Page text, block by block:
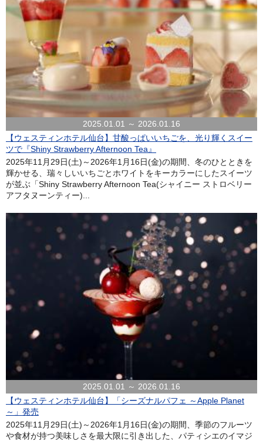
2025.01.01 ～ 2026.01.16
【ウェスティンホテル仙台】甘酸っぱいいちごを、光り輝くスイー
ツで『Shiny Strawberry Afternoon Tea』
2025年11月29日(土)～2026年1月16日(金)の期間、冬のひとときを
輝かせる、瑞々しいいちごとホワイトをキーカラーにしたスイーツ
が並ぶ「Shiny Strawberry Afternoon Tea(シャイニー ストロベリー
アフタヌーンティー)...
2025.01.01 ～ 2026.01.16
【ウェスティンホテル仙台】「シーズナルパフェ ～Apple Planet
～」発売
2025年11月29日(土)～2026年1月16日(金)の期間、季節のフルーツ
や食材が持つ美味しさを最大限に引き出した、パティシエのイマジ